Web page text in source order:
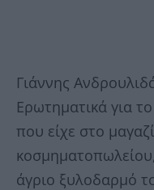
Γιάννης
Ερωτηματικά για
που είχε στο
άγριο ξυλοδαρμό